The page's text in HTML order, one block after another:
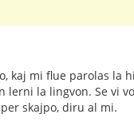
kaj mi flue parolas la
lerni la lingvon. Se vi
skajpo, diru al mi.